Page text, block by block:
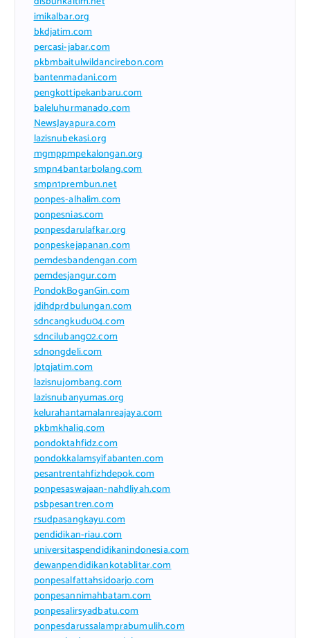
imikalbar.org
bkdjatim.com
percasi-jabar.com
pkbmbaitulwildancirebon.com
bantenmadani.com
pengkottipekanbaru.com
baleluhurmanado.com
NewsJayapura.com
lazisnubekasi.org
mgmppmpekalongan.org
smpn4bantarbolang.com
smpn1prembun.net
ponpes-alhalim.com
ponpesnias.com
ponpesdarulafkar.org
ponpeskejapanan.com
pemdesbandengan.com
pemdesjangur.com
PondokBoganGin.com
jdihdprdbulungan.com
sdncangkudu04.com
sdncilubang02.com
sdnongdeli.com
lptqjatim.com
lazisnujombang.com
lazisnubanyumas.org
kelurahantamalanreajaya.com
pkbmkhaliq.com
pondoktahfidz.com
pondokkalamsyifabanten.com
pesantrentahfizhdepok.com
ponpesaswajaan-nahdliyah.com
psbpesantren.com
rsudpasangkayu.com
pendidikan-riau.com
universitaspendidikanindonesia.com
dewanpendidikankotablitar.com
ponpesalfattahsidoarjo.com
ponpesannimahbatam.com
ponpesalirsyadbatu.com
ponpesdarussalamprabumulih.com